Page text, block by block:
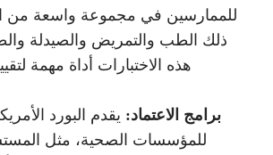
للممارسين في مجموعة واسعة من
ذلك الطب والتمريض والصيدلة
هذه الاختبارات أداة مهمة
برامج الاعتماد: يقدم البورد
للمؤسسات الصحية، مثل